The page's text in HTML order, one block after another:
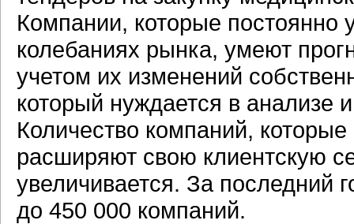
Компании, которые постоянно
колебаниях рынка, умеют
учетом их изменений
который нуждается в анализе
Количество компаний,
расширяют свою клиентскую
увеличивается. За последний
до 450 000 компаний.